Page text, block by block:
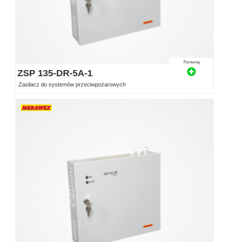
Porównaj
ZSP 135-DR-5A-1
Zasilacz do systemów przeciwpożarowych